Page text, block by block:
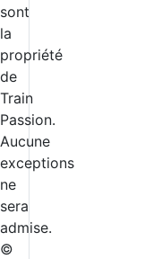
sont
la
propriété
de
Train
Passion.
Aucune
exceptions
ne
sera
admise.
©